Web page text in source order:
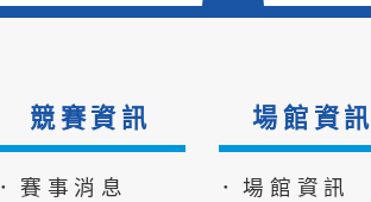
競賽資訊
．賽事消息
場館資訊
．場館資訊